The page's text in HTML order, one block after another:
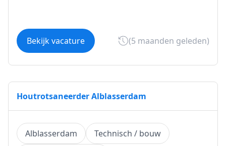
Bekijk vacature (5 maanden geleden)
Houtrotsaneerder Alblasserdam
Alblasserdam
Technisch / bouw